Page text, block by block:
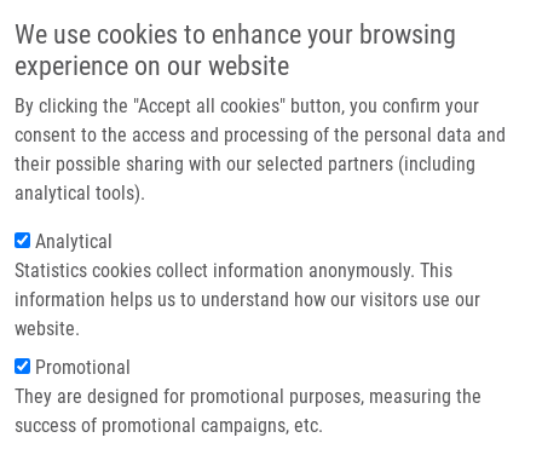
We use cookies to enhance your browsing
experience on our website
By clicking the "Accept all cookies" button, you confirm your
consent to the access and processing of the personal data and
their possible sharing with our selected partners (including
analytical tools).
Analytical
Statistics cookies collect information anonymously. This
information helps us to understand how our visitors use our
website.
Promotional
They are designed for promotional purposes, measuring the
success of promotional campaigns, etc.
Header image
Drobečková navigace
Domů Skyba Vilém
Skyba Vilém